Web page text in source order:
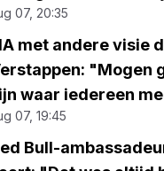
07, 20:35
met andere visie
"Mogen
waar iedereen
07, 19:45
Bull-